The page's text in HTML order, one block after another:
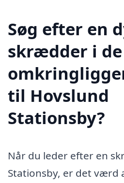
Søg efter en
skrædder i de
til Hovslund
Stationsby?
Når du leder efter en
Stationsby, er det værd